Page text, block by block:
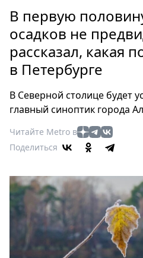
Россия
Мир
Здоровье
Еда
Туризм
Мода
Театр
Кино
Афиша
Выставки
Пресс-
релизы
О
Metro
В первую
осадков не
рассказал, какая
в Петербурге
В Северной столице будет
главный синоптик города
Читайте Metro в
Поделиться